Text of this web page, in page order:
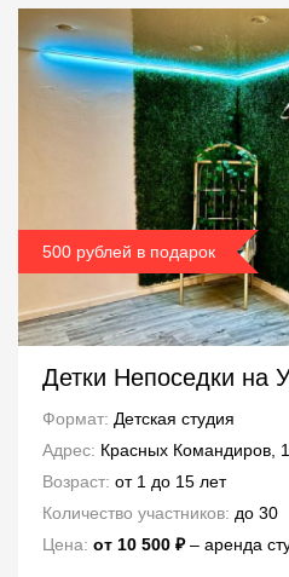
500 рублей в подарок
Детки Непоседки на
Формат: Детская студия
Адрес: Красных Командиров,
Возраст: от 1 до 15 лет
Количество участников: до 30
Цена: от 10 500 ₽– аренда